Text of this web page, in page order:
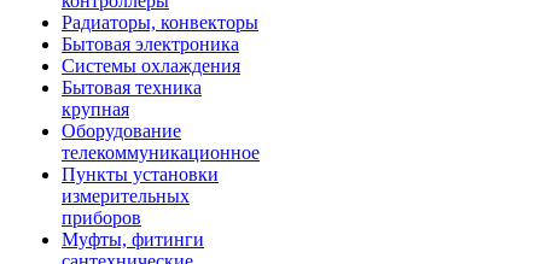
Радиаторы, конвекторы
Бытовая электроника
Системы охлаждения
Бытовая техника
крупная
Оборудование
телекоммуникационное
Пункты установки
измерительных
приборов
Муфты, фитинги